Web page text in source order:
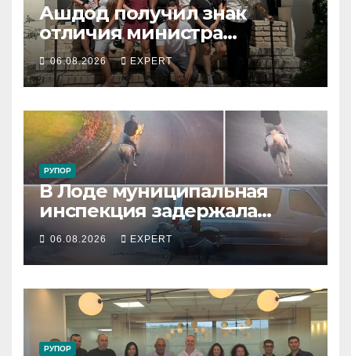
Ашдод получил знак
отличия министра
обороны за поддержку
резервистов
06.08.2026 EXPERT
РУПОР
В Лоде муниципальная
инспекция задержала
подростка, устроившего
опасную скачку на лошади
по улицам города
06.08.2026 EXPERT
РУПОР